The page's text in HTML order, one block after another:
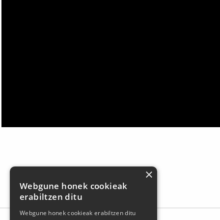
×
Webgune honek cookieak
erabiltzen ditu
Webgune honek cookieak erabiltzen ditu